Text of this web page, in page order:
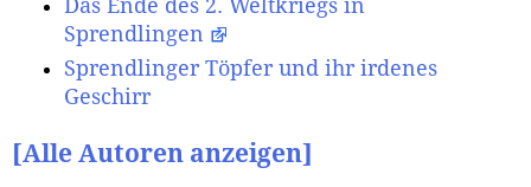
Das Ende des 2. Weltkriegs in
Sprendlingen
Sprendlinger Töpfer und ihr irdenes
Geschirr
[Alle Autoren anzeigen]